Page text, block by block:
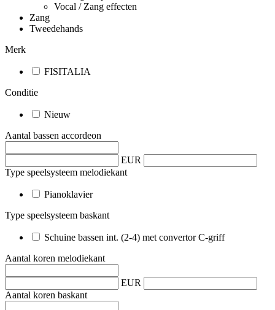
Vocal / Zang effecten
Zang
Tweedehands
Merk
FISITALIA
Conditie
Nieuw
Aantal bassen accordeon
EUR
Type speelsysteem melodiekant
Pianoklavier
Type speelsysteem baskant
Schuine bassen int. (2-4) met convertor C-griff
Aantal koren melodiekant
EUR
Aantal koren baskant